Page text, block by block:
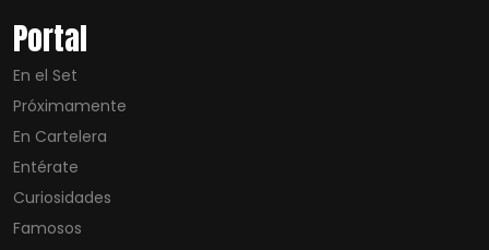
Portal
En el Set
Próximamente
En Cartelera
Entérate
Curiosidades
Famosos